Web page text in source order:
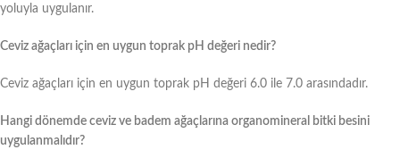
yoluyla uygulanır.
Ceviz ağaçları için en uygun toprak pH değeri nedir?
Ceviz ağaçları için en uygun toprak pH değeri 6.0 ile 7.0 arasındadır.
Hangi dönemde ceviz ve badem ağaçlarına organomineral bitki besini
uygulanmalıdır?